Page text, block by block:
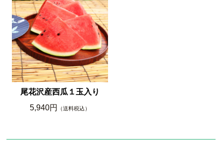
尾花沢産西瓜１玉入り
5,940円
（送料税込）